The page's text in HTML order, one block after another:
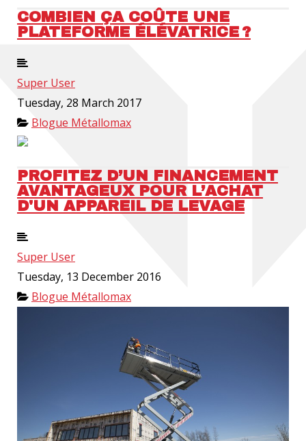
COMBIEN ÇA COÛTE UNE
PLATEFORME ÉLÉVATRICE ?
Super User
Tuesday, 28 March 2017
Blogue Métallomax
PROFITEZ D’UN FINANCEMENT
AVANTAGEUX POUR L’ACHAT
D'UN APPAREIL DE LEVAGE
Super User
Tuesday, 13 December 2016
Blogue Métallomax